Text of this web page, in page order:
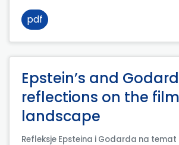
pdf
Epstein’s and
reflections on the film
landscape
Refleksje Epsteina i Godarda na